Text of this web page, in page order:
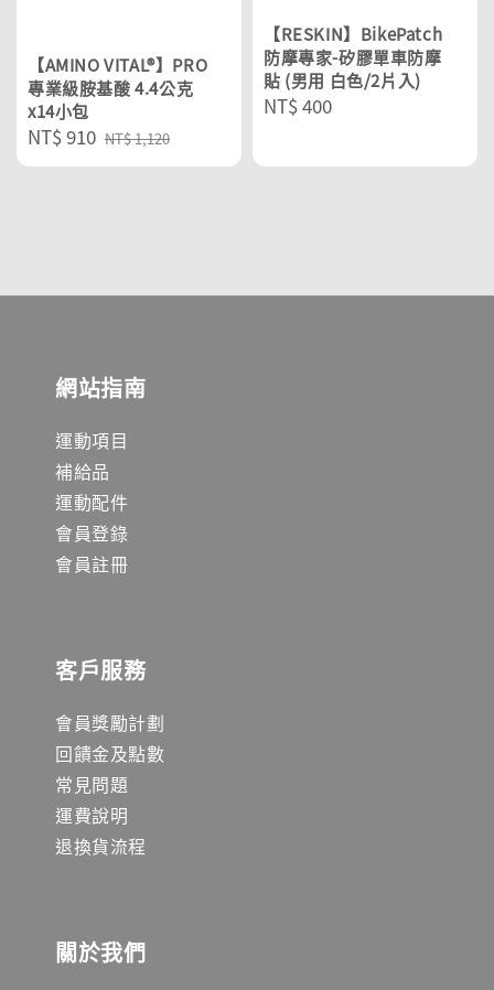
【AMINO VITAL®】PRO
專業級胺基酸 4.4公克
x14小包
Sale
price
NT$ 910 Regular
price
NT$ 1,120
【RESKIN】BikePatch
防摩專家-矽膠單車防摩
貼 (男用 白色/2片入)
Regular
NT$ 400
網站指南
運動項目
補給品
運動配件
會員登錄
會員註冊
客戶服務
會員獎勵計劃
回饋金及點數
常見問題
運費說明
退換貨流程
關於我們